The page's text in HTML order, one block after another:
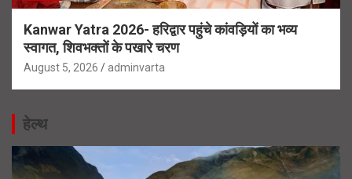
Kanwar Yatra 2026- हरिद्वार पहुंचे कांवड़ियों का भव्य
स्वागत, शिवभक्तों के पखारे चरण
August 5, 2026 adminvarta
हेल्थ